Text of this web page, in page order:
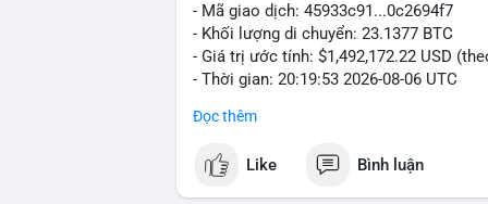
- Mã giao dịch: 45933c91...0c2694f7
- Khối lượng di chuyển: 23.1377 BTC
- Giá trị ước tính: $1,492,172.22 USD
- Thời gian: 20:19:53 2026-08-06 UTC
Nhận định phân tích hành vi của Cá voi
tiền đáng chú ý nhưng chưa đến mức
đang tái phân bổ tài sản giữa các ví
Đọc thêm
Like Bình luận